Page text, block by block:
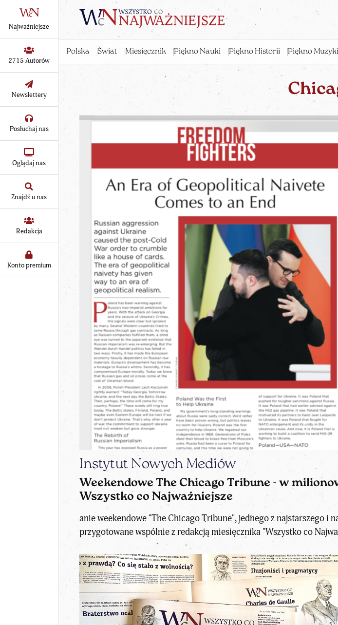
Polska Świat Miesięcznik Piękno Nauki Piękno Historii Piękno Muzyki
Najważniejsze
2715 Autorów
Newslettery
Posłuchaj nas
Oglądaj nas
Znajdź u nas
Redakcja
Konto premium
Instytut Nowych Mediów
Weekendowe The Chicago Tribune - w
Wszystko co Najważniejsze
anie weekendowe "The Chicago Tribune", jednego z najstarszego i
przygotowane wspólnie z redakcją miesięcznika "Wszystko co